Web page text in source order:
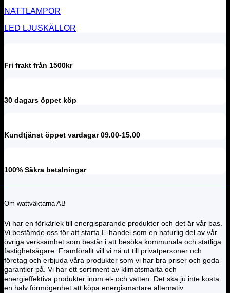
NATTLAMPOR
LED LJUSKÄLLOR
Fri frakt från 1500kr
30 dagars öppet köp
Kundtjänst öppet vardagar 09.00-15.00
100% Säkra betalningar
Om wattväktarna AB
Vi har en förkärlek till energisparande produkter och det är vår bas.
Vi bestämde oss för att starta E-handel som en naturlig del av vår
övriga verksamhet som består i att besöka kommunala och statliga
fastighetsägare. Framförallt vill vi nå ut till privatpersoner och
företag och erbjuda våra produkter som vi har bra priser och goda
garantier på. Vi har ett sortiment av klimatsmarta och
energieffektiva produkter inom el- och vatten. Det ska ju inte kosta
en halv förmögenhet att köpa energismartare alternativ.